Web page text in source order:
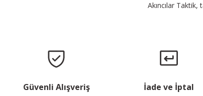
Akıncılar
Güvenli Alışveriş İade ve İptal